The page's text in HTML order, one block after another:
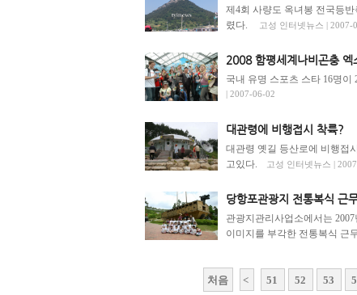
제4회 사량도 옥녀봉 전국등
렸다.
고성 인터넷뉴스 | 2007-
2008 함평세계나비곤충
국내 유명 스포츠 스타 16명
| 2007-06-02
대관령에 비행접시 착륙?
대관령 옛길 등산로에 비행접
고있다.
고성 인터넷뉴스 |
당항포관광지 전통복식 근
관광지관리사업소에서는
이미지를 부각한 전통복식 근
처음 < 51 52 53